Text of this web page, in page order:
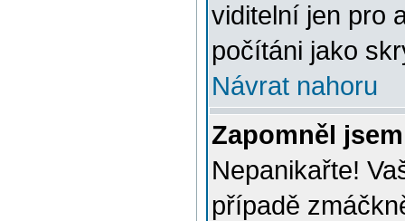
viditelní jen pro
počítáni jako
Návrat nahoru
Zapomněl
Nepanikařte!
případě